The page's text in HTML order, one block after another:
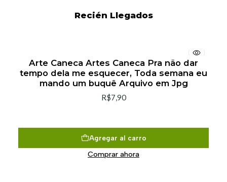
Recién Llegados
Arte Caneca Artes Caneca Pra não dar
tempo dela me esquecer, Toda semana eu
mando um buquê Arquivo em Jpg
R$7,90
Agregar al carro
Comprar ahora